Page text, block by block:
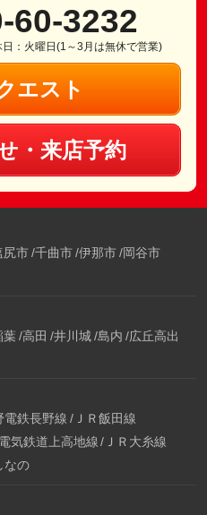
60-3232
：火曜日(1～3月は無休で営業)
エスト
・来店予約
尻市 千曲市 伊那市 岡谷市
葉 高田 井川城 島内 広丘高出
電鉄長野線 ＪＲ飯田線
気鉄道上高地線
ＪＲ大糸線
なの